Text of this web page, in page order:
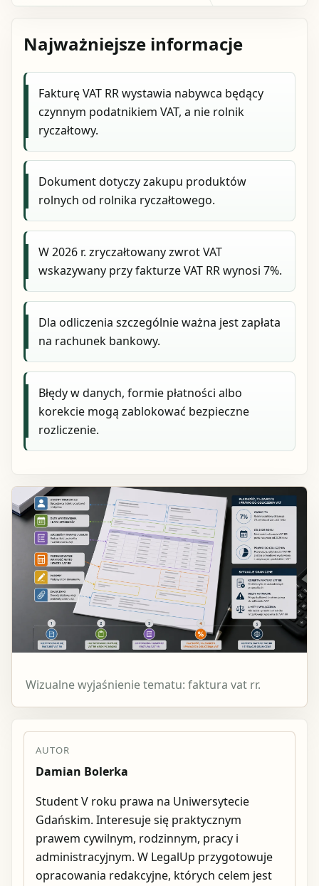
Najważniejsze informacje
Fakturę VAT RR wystawia nabywca będący
czynnym podatnikiem VAT, a nie rolnik
ryczałtowy.
Dokument dotyczy zakupu produktów
rolnych od rolnika ryczałtowego.
W 2026 r. zryczałtowany zwrot VAT
wskazywany przy fakturze VAT RR wynosi 7%.
Dla odliczenia szczególnie ważna jest zapłata
na rachunek bankowy.
Błędy w danych, formie płatności albo
korekcie mogą zablokować bezpieczne
rozliczenie.
Wizualne wyjaśnienie tematu: faktura vat rr.
AUTOR
Damian Bolerka
Student V roku prawa na Uniwersytecie
Gdańskim. Interesuje się praktycznym
prawem cywilnym, rodzinnym, pracy i
administracyjnym. W LegalUp przygotowuje
opracowania redakcyjne, których celem jest